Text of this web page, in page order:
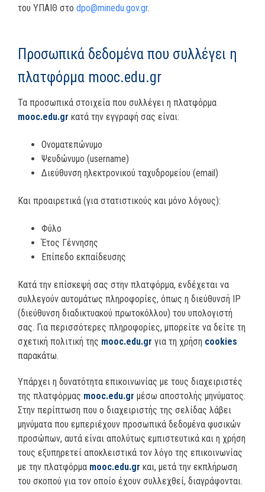
του ΥΠΑΙΘ στο dpo@minedu.gov.gr.
Προσωπικά δεδομένα που συλλέγει η
πλατφόρμα mooc.edu.gr
Τα προσωπικά στοιχεία που συλλέγει η πλατφόρμα
mooc.edu.gr κατά την εγγραφή σας είναι:
Ονοματεπώνυμο
Ψευδώνυμο (username)
Διεύθυνση ηλεκτρονικού ταχυδρομείου (email)
Και προαιρετικά (για στατιστικούς και μόνο λόγους):
Φύλο
Έτος Γέννησης
Επίπεδο εκπαίδευσης
Κατά την επίσκεψή σας στην πλατφόρμα, ενδέχεται να
συλλεγούν αυτομάτως πληροφορίες, όπως η διεύθυνσή IP
(διεύθυνση διαδικτυακού πρωτοκόλλου) του υπολογιστή
σας. Για περισσότερες πληροφορίες, μπορείτε να δείτε τη
σχετική πολιτική της mooc.edu.gr για τη χρήση cookies
παρακάτω.
Υπάρχει η δυνατότητα επικοινωνίας με τους διαχειριστές
της πλατφόρμας mooc.edu.gr μέσω αποστολής μηνύματος.
Στην περίπτωση που ο διαχειριστής της σελίδας λάβει
μηνύματα που εμπεριέχουν προσωπικά δεδομένα φυσικών
προσώπων, αυτά είναι απολύτως εμπιστευτικά και η χρήση
τους εξυπηρετεί αποκλειστικά τον λόγο της επικοινωνίας
με την πλατφόρμα mooc.edu.gr και, μετά την εκπλήρωση
του σκοπού για τον οποίο έχουν συλλεχθεί, διαγράφονται.